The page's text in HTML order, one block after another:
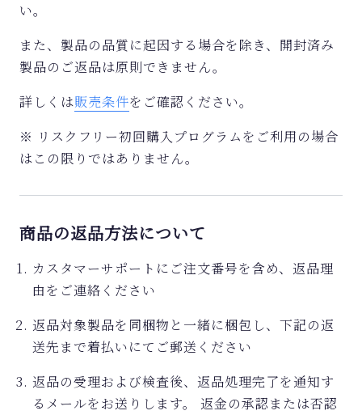
い。
また、製品の品質に起因する場合を除き、開封済み
製品のご返品は原則できません。
詳しくは販売条件をご確認ください。
※ リスクフリー初回購入プログラムをご利用の場合
はこの限りではありません。
商品の返品方法について
カスタマーサポートにご注文番号を含め、返品理
由をご連絡ください
返品対象製品を同梱物と一緒に梱包し、下記の返
送先まで着払いにてご郵送ください
返品の受理および検査後、返品処理完了を通知す
るメールをお送りします。
返金の承認または否認